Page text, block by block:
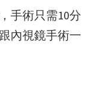
手術只需10分
內視鏡手術一